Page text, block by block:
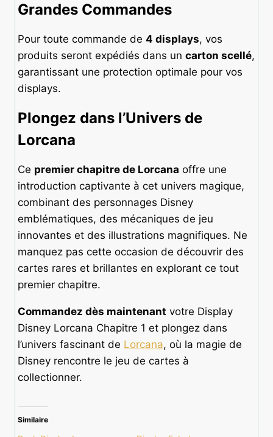
Grandes Commandes
Pour toute commande de 4 displays, vos
produits seront expédiés dans un carton scellé,
garantissant une protection optimale pour vos
displays.
Plongez dans l’Univers de
Lorcana
Ce premier chapitre de Lorcana offre une
introduction captivante à cet univers magique,
combinant des personnages Disney
emblématiques, des mécaniques de jeu
innovantes et des illustrations magnifiques. Ne
manquez pas cette occasion de découvrir des
cartes rares et brillantes en explorant ce tout
premier chapitre.
Commandez dès maintenant votre Display
Disney Lorcana Chapitre 1 et plongez dans
l’univers fascinant de Lorcana, où la magie de
Disney rencontre le jeu de cartes à
collectionner.
Similaire